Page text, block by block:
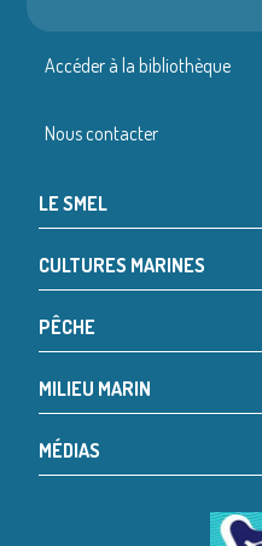
Accéder à la bibliothèque
Nous contacter
LE SMEL
CULTURES MARINES
PÊCHE
MILIEU MARIN
MÉDIAS